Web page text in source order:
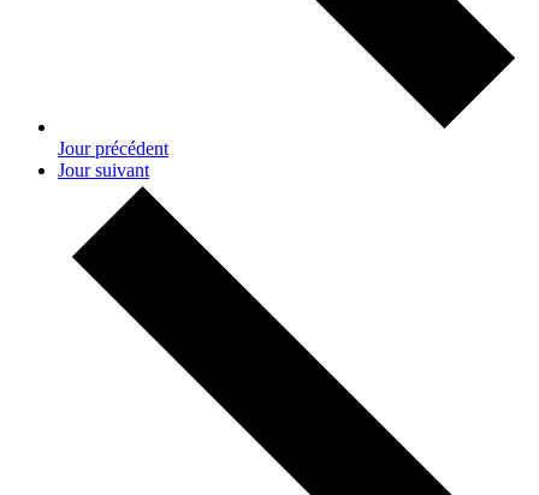
Jour précédent
Jour suivant